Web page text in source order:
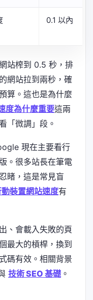
0.1 以內
站榨到 0.5 秒，排
網站拉到兩秒，確
算。這也是為什麼
度為什麼重要這兩
「微調」段。
現在主要看行
。很多站長在筆電
睹，這是常見盲
裝置網站速度有
、會載入失敗的頁
最大的槓桿，換到
碼有效。相關背景
技術 SEO 基礎 。